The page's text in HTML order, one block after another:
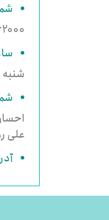
شنبه
احسان
علی